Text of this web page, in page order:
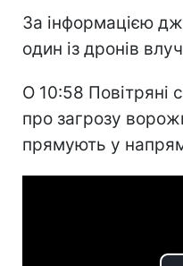
За інформацією
один із дронів
О 10:58 Повітряні
про загрозу
прямують у